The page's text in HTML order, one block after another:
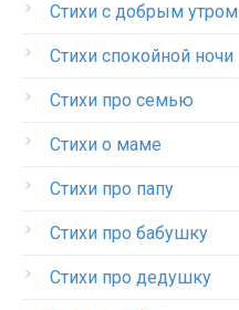
Стихи с добрым утром
Стихи спокойной ночи
Стихи про семью
Стихи о маме
Стихи про папу
Стихи про бабушку
Стихи про дедушку